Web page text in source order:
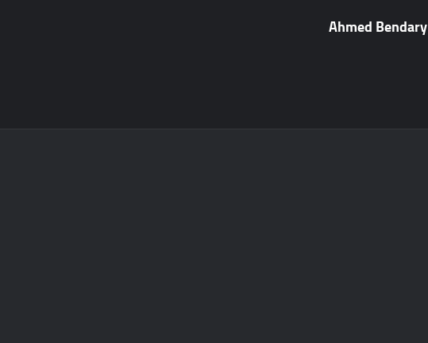
Ahmed Bendary